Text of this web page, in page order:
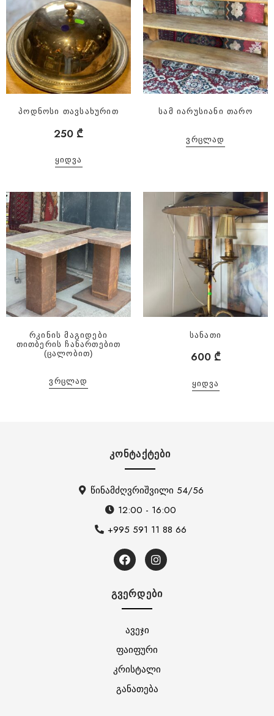
პოდნოსი თავსახურით
250 ₾
ᲧᲘᲓᲕᲐ
სამ იარუსიანი თარო
ᲕᲠᲪᲚᲐᲓ
რკინის მაგიდები
თითბერის ჩანართებით
(ცალობით)
ᲕᲠᲪᲚᲐᲓ
სანათი
600 ₾
ᲧᲘᲓᲕᲐ
ᲙᲝᲜᲢᲐᲥᲢᲔᲑᲘ
წინამძღვრიშვილი 54/56
12:00 - 16:00
+995 591 11 88 66
ᲒᲕᲔᲠᲓᲔᲑᲘ
ავეჯი
ფაიფური
კრისტალი
განათება